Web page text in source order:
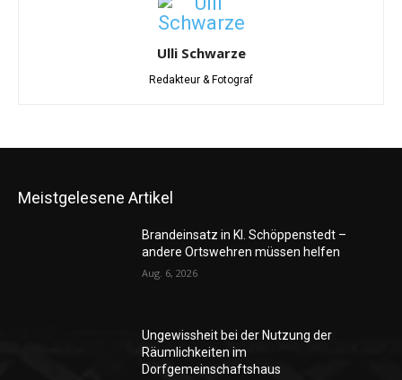
Ulli Schwarze
Redakteur & Fotograf
Meistgelesene Artikel
Brandeinsatz in Kl. Schöppenstedt –
andere Ortswehren müssen helfen
Aug. 6, 2026
Ungewissheit bei der Nutzung der
Räumlichkeiten im
Dorfgemeinschaftshaus